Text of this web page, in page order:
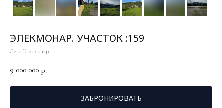
ЭЛЕКМОНАР. УЧАСТОК :159
Село Элекмонар
9 000 000 р.
ЗАБРОНИРОВАТЬ